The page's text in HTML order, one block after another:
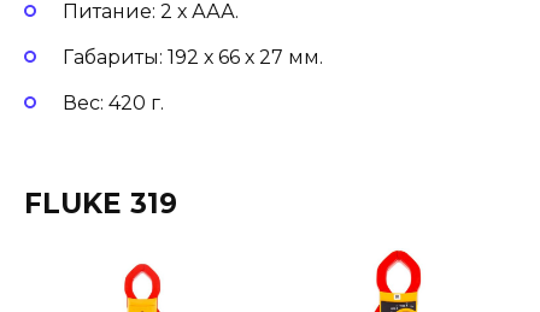
Питание: 2 х ААА.
Габариты: 192 х 66 х 27 мм.
Вес: 420 г.
FLUKE 319